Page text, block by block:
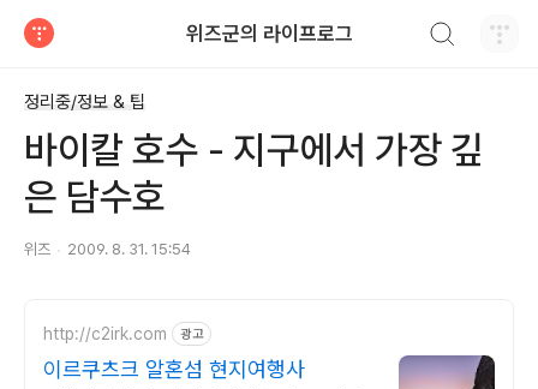
위즈군의 라이프로그
정리중/정보 & 팁
바이칼 호수 - 지구에서 가장 깊
은 담수호
위즈 2009. 8. 31. 15:54
http://c2irk.com 광고
이르쿠츠크 알혼섬 현지여행사